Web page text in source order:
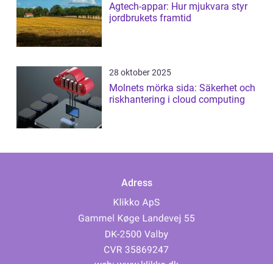
Agtech-appar: Hur mjukvara styr
jordbrukets framtid
28 oktober 2025
Molnets mörka sida: Säkerhet och
riskhantering i cloud computing
Adress